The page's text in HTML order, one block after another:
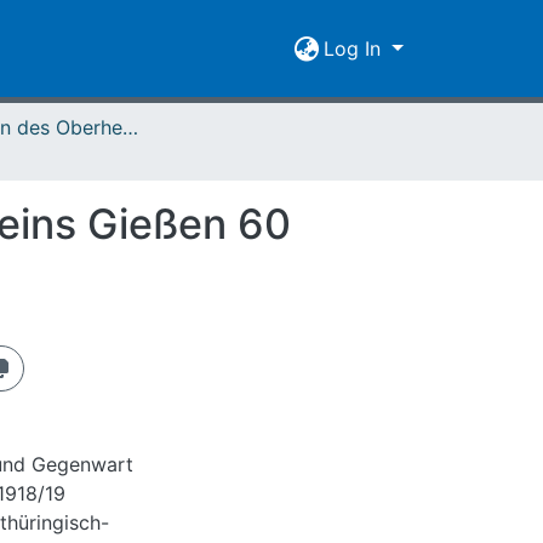
Log In
Mitteilungen des Oberhessischen Geschichtsvereins Gießen Vol. 060 (1975)
Gießen 60
Gegenwart
19